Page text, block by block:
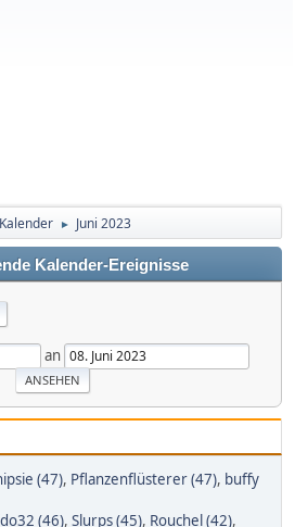
Kalender ► Juni 2023
Kalender-Ereignisse
an
(47), Pflanzenflüsterer (47), buffy
(46), Slurps (45), Rouchel (42),